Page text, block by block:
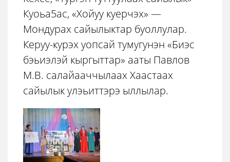
Куоьа5ас, «Хойуу куерчэх» —
Мондурах сайылыктар буоллулар.
Керуу-курэх уопсай тумугунэн «Биэс
бэьиэлэй кыргыттар» ааты Павлов
М.В. салайааччылаах Хаастаах
сайылык улэьиттэрэ ыллылар.